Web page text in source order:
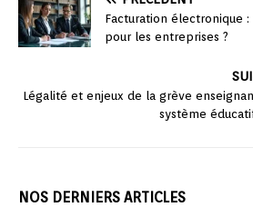
Facturation électronique
pour les entreprises ?
Légalité et enjeux de la grève
système
NOS DERNIERS ARTICLES